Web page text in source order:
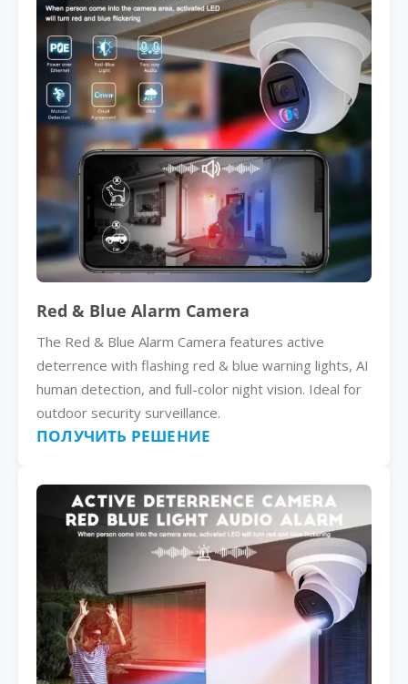
Red & Blue Alarm Camera
The Red & Blue Alarm Camera features active
deterrence with flashing red & blue warning lights, AI
human detection, and full-color night vision. Ideal for
outdoor security surveillance.
ПОЛУЧИТЬ РЕШЕНИЕ